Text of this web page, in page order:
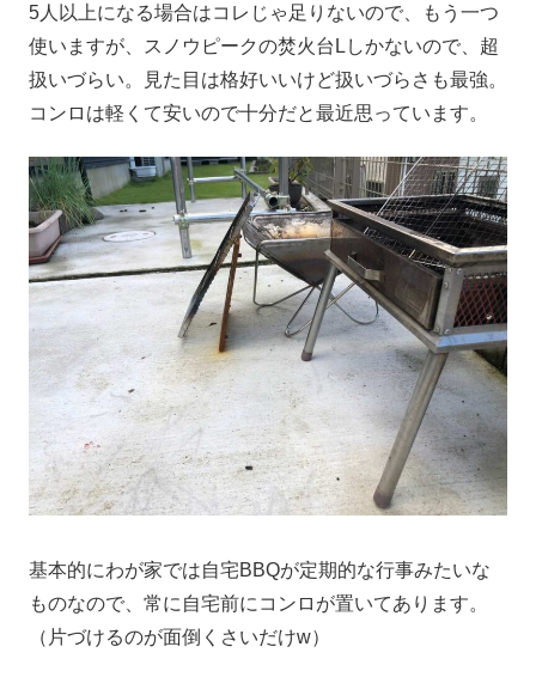
5人以上になる場合はコレじゃ足りないので、もう一つ
使いますが、スノウピークの焚火台Lしかないので、超
扱いづらい。見た目は格好いいけど扱いづらさも最強。
コンロは軽くて安いので十分だと最近思っています。
基本的にわが家では自宅BBQが定期的な行事みたいな
ものなので、常に自宅前にコンロが置いてあります。
（片づけるのが面倒くさいだけw）